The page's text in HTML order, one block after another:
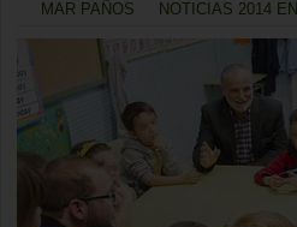
MAR PAÑOS
NOTICIAS 2014 EN